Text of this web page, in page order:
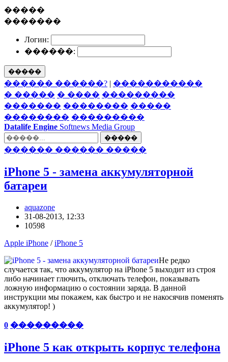
�����
�������
Логин:
������:
�����
������ ������? | �����������
� ����� � ���� ���������
������� �������� �����
�������� ���������
Datalife Engine Softnews Media Group
�����
������ ������ �����
iPhone 5 - замена аккумуляторной
батареи
aquazone
31-08-2013, 12:33
10598
Apple iPhone /iPhone 5
Не редко
случается так, что аккумулятор на iPhone 5 выходит из строя
либо начинает глючить, отключать телефон, показывать
ложную информацию о состоянии заряда. В данной
инструкции мы покажем, как быстро и не накосячив поменять
аккумулятор! )
0 ���������
iPhone 5 как открыть корпус телефона